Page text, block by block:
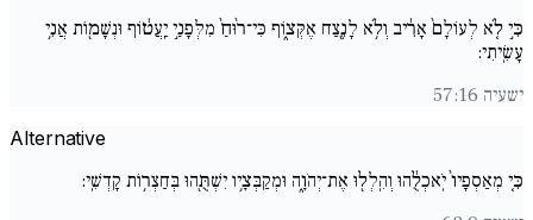
כִּ֣י לֹ֚א לְעוֹלָם֙ אָרִ֔יב וְלֹ֥א לָנֶ֖צַח אֶקְּצ֑וֹף כִּי־ר֙וּחַ֙ מִלְּפָנַ֣י יַֽעֲט֔וֹף וּנְשָׁמ֖וֹת אֲנִ֥י
עָשִֽׂיתִי:
ישעיה 57:16
Alternative
כִּ֚י מְאַסְפָיו֙ יֹֽאכְלֻ֔הוּ וְהִֽלְל֖וּ אֶת־יְהֹוָ֑ה וּמְקַבְּצָ֥יו יִשְׁתֻּ֖הוּ בְּחַצְר֥וֹת קָדְשִֽׁי: